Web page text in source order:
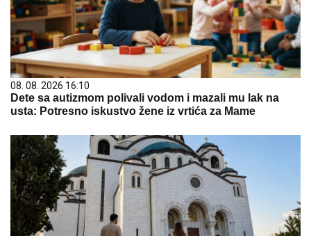
08. 08. 2026 16:10
Dete sa autizmom polivali vodom i mazali mu lak na
usta: Potresno iskustvo žene iz vrtića za Mame